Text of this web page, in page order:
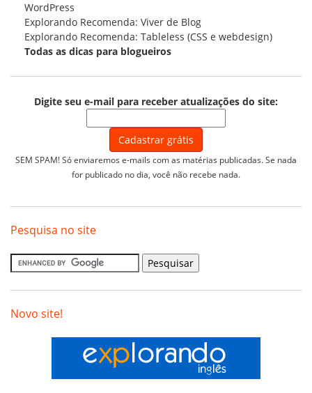
WordPress
Explorando Recomenda: Viver de Blog
Explorando Recomenda: Tableless (CSS e webdesign)
Todas as dicas para blogueiros
Digite seu e-mail para receber atualizações do site:
SEM SPAM! Só enviaremos e-mails com as matérias publicadas. Se nada
for publicado no dia, você não recebe nada.
Pesquisa no site
Novo site!